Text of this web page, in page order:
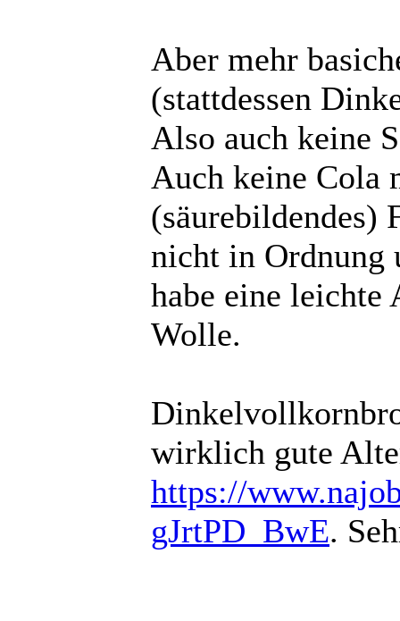
Aber mehr
(stattdessen
Also auch keine
Auch keine Cola
(säurebildendes)
nicht in Ordnung
habe eine leichte
Wolle.
wirklich gute
https://
gJrtPD_BwE.